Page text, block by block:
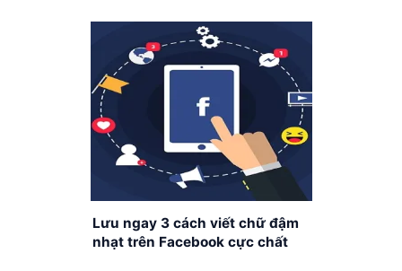
Lưu ngay 3 cách viết chữ đậm
nhạt trên Facebook cực chất